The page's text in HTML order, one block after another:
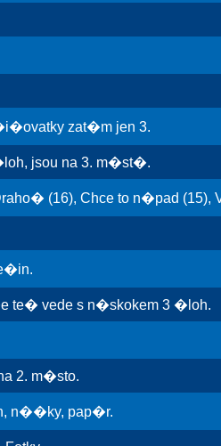
zat�m jen 3.
jsou na 3. m�st�.
(16), Chce to n�pad (15),
te� vede s n�skokem 3 �loh.
2. m�sto.
n��ky, pap�r.